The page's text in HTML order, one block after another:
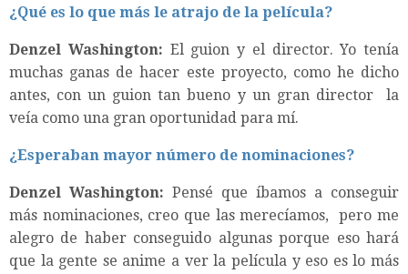
¿Qué es lo que más le atrajo de la película?
Denzel Washington: El guion y el director. Yo tenía
muchas ganas de hacer este proyecto, como he dicho
antes, con un guion tan bueno y un gran director la
veía como una gran oportunidad para mí.
¿Esperaban mayor número de nominaciones?
Denzel Washington: Pensé que íbamos a conseguir
más nominaciones, creo que las merecíamos, pero me
alegro de haber conseguido algunas porque eso hará
que la gente se anime a ver la película y eso es lo más